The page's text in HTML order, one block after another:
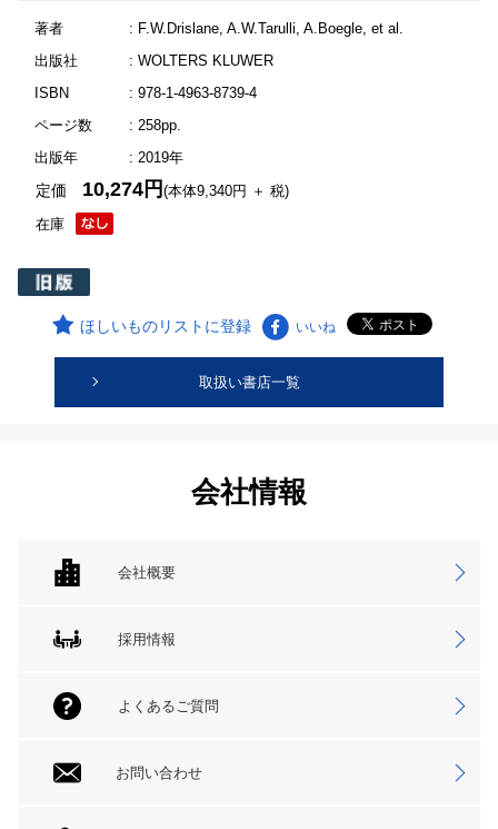
著者
: F.W.Drislane, A.W.Tarulli, A.Boegle, et al.
出版社
: WOLTERS KLUWER
ISBN
: 978-1-4963-8739-4
ページ数
: 258pp.
出版年
: 2019年
在庫
定価 10,274円(本体9,340円 ＋ 税)
ほしいものリストに登録 いいね
取扱い書店一覧
会社情報
会社概要
採用情報
よくあるご質問
お問い合わせ